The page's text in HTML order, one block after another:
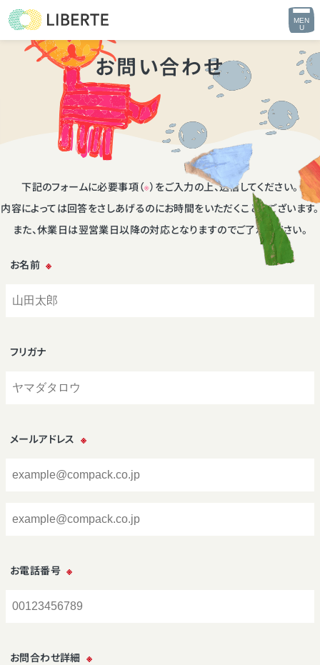
MEN
U
お問い合わせ
下記のフォームに必要事項（※）をご入力の上、送信してください。
内容によっては回答をさしあげるのにお時間をいただくこともございます。
また、休業日は翌営業日以降の対応となりますのでご了承ください。
お名前 ※
フリガナ
メールアドレス ※
お電話番号 ※
お問合わせ詳細 ※